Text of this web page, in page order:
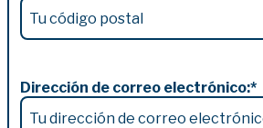
Dirección de correo electrónico:*